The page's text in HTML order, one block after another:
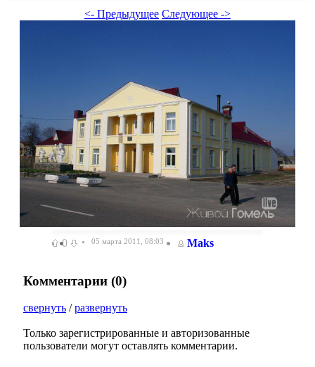
<- Предыдущее Следующее ->
0 05 марта 2011, 08:03 Maks
Комментарии (0)
свернуть /развернуть
Только зарегистрированные и авторизованные
пользователи могут оставлять комментарии.